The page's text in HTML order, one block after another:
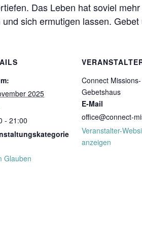
Das Leben hat soviel
sich ermutigen lassen.
2025
- 21:00
Glauben
Connect
Gebetshaus
E-Mail
office@connect-
Veranstalter-
anzeigen